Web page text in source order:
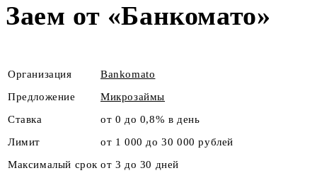
Заем от «Банкомато»
Организация
Bankomato
Предложение
Микрозаймы
Ставка
от 0 до 0,8% в день
Лимит
от 1 000 до 30 000 рублей
Максималый срок от 3 до 30 дней